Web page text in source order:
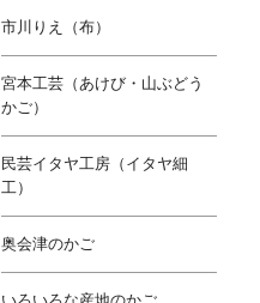
市川りえ（布）
宮本工芸（あけび・山ぶどう
かご）
民芸イタヤ工房（イタヤ細
工）
奥会津のかご